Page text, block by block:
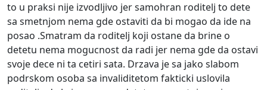
to u praksi nije izvodljivo jer samohran roditelj to dete
sa smetnjom nema gde ostaviti da bi mogao da ide na
posao .Smatram da roditelj koji ostane da brine o
detetu nema mogucnost da radi jer nema gde da ostavi
svoje dece ni ta cetiri sata. Drzava je sa jako slabom
podrskom osoba sa invaliditetom fakticki uslovila